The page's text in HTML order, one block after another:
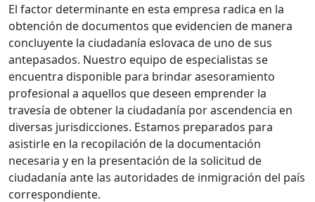
El factor determinante en esta empresa radica en la
obtención de documentos que evidencien de manera
concluyente la ciudadanía eslovaca de uno de sus
antepasados. Nuestro equipo de especialistas se
encuentra disponible para brindar asesoramiento
profesional a aquellos que deseen emprender la
travesía de obtener la ciudadanía por ascendencia en
diversas jurisdicciones. Estamos preparados para
asistirle en la recopilación de la documentación
necesaria y en la presentación de la solicitud de
ciudadanía ante las autoridades de inmigración del país
correspondiente.